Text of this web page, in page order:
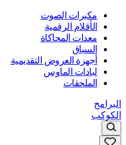
مكبرات الصوت
الأقلام الرقمية
معدات المحاكاة
السباق
أجهزة العروض التقديمية
لبادات الماوس
الملحقات
البرامج
الكوكب